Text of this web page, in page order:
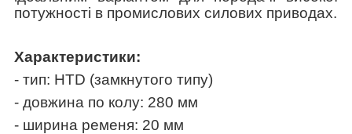
потужності в промислових силових приводах.
Характеристики:
- тип: HTD (замкнутого типу)
- довжина по колу: 280 мм
- ширина ременя: 20 мм